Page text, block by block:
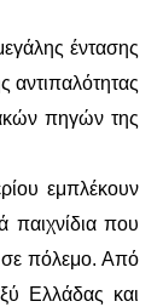
έντασης
αντιπαλότητας
πηγών της
εμπλέκουν
παιχνίδια που
πόλεμο. Από
Ελλάδας και